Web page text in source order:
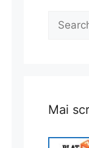
Search
for:
Mai